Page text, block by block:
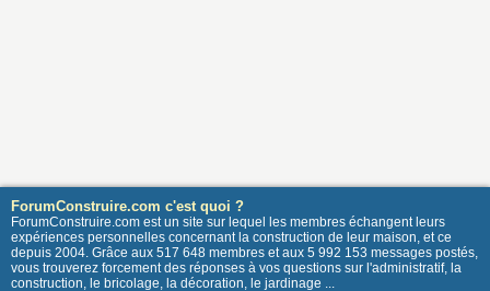
ForumConstruire.com c'est quoi ?
ForumConstruire.com est un site sur lequel les membres échangent leurs
expériences personnelles concernant la construction de leur maison, et ce
depuis 2004. Grâce aux 517 648 membres et aux 5 992 153 messages postés,
vous trouverez forcement des réponses à vos questions sur l'administratif, la
construction, le bricolage, la décoration, le jardinage ...